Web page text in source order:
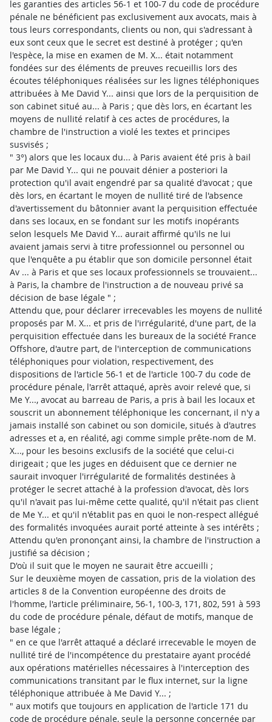
les garanties des articles 56-1 et 100-7 du code de procédure
pénale ne bénéficient pas exclusivement aux avocats, mais à
tous leurs correspondants, clients ou non, qui s'adressant à
eux sont ceux que le secret est destiné à protéger ; qu'en
l'espèce, la mise en examen de M. X... était notamment
fondées sur des éléments de preuves recueillis lors des
écoutes téléphoniques réalisées sur les lignes téléphoniques
attribuées à Me David Y... ainsi que lors de la perquisition de
son cabinet situé au... à Paris ; que dès lors, en écartant les
moyens de nullité relatif à ces actes de procédures, la
chambre de l'instruction a violé les textes et principes
susvisés ;
" 3°) alors que les locaux du... à Paris avaient été pris à bail
par Me David Y... qui ne pouvait dénier a posteriori la
protection qu'il avait engendré par sa qualité d'avocat ; que
dès lors, en écartant le moyen de nullité tiré de l'absence
d'avertissement du bâtonnier avant la perquisition effectuée
dans ses locaux, en se fondant sur les motifs inopérants
selon lesquels Me David Y... aurait affirmé qu'ils ne lui
avaient jamais servi à titre professionnel ou personnel ou
que l'enquête a pu établir que son domicile personnel était
Av ... à Paris et que ses locaux professionnels se trouvaient...
à Paris, la chambre de l'instruction a de nouveau privé sa
décision de base légale " ;
Attendu que, pour déclarer irrecevables les moyens de nullité
proposés par M. X... et pris de l'irrégularité, d'une part, de la
perquisition effectuée dans les bureaux de la société France
Offshore, d'autre part, de l'interception de communications
téléphoniques pour violation, respectivement, des
dispositions de l'article 56-1 et de l'article 100-7 du code de
procédure pénale, l'arrêt attaqué, après avoir relevé que, si
Me Y..., avocat au barreau de Paris, a pris à bail les locaux et
souscrit un abonnement téléphonique les concernant, il n'y a
jamais installé son cabinet ou son domicile, situés à d'autres
adresses et a, en réalité, agi comme simple prête-nom de M.
X..., pour les besoins exclusifs de la société que celui-ci
dirigeait ; que les juges en déduisent que ce dernier ne
saurait invoquer l'irrégularité de formalités destinées à
protéger le secret attaché à la profession d'avocat, dès lors
qu'il n'avait pas lui-même cette qualité, qu'il n'était pas client
de Me Y... et qu'il n'établit pas en quoi le non-respect allégué
des formalités invoquées aurait porté atteinte à ses intérêts ;
Attendu qu'en prononçant ainsi, la chambre de l'instruction a
justifié sa décision ;
D'où il suit que le moyen ne saurait être accueilli ;
Sur le deuxième moyen de cassation, pris de la violation des
articles 8 de la Convention européenne des droits de
l'homme, l'article préliminaire, 56-1, 100-3, 171, 802, 591 à 593
du code de procédure pénale, défaut de motifs, manque de
base légale ;
" en ce que l'arrêt attaqué a déclaré irrecevable le moyen de
nullité tiré de l'incompétence du prestataire ayant procédé
aux opérations matérielles nécessaires à l'interception des
communications transitant par le flux internet, sur la ligne
téléphonique attribuée à Me David Y... ;
" aux motifs que toujours en application de l'article 171 du
code de procédure pénale, seule la personne concernée par